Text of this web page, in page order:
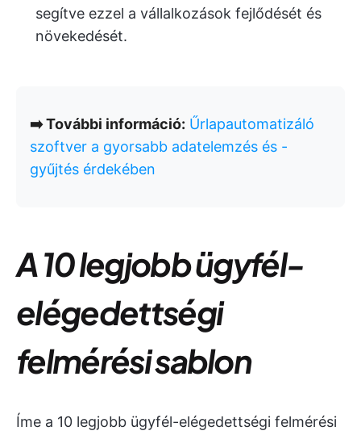
segítve ezzel a vállalkozások fejlődését és
növekedését.
➡️ További információ: Űrlapautomatizáló
szoftver a gyorsabb adatelemzés és -
gyűjtés érdekében
A 10 legjobb ügyfél-
elégedettségi
felmérési sablon
Íme a 10 legjobb ügyfél-elégedettségi felmérési